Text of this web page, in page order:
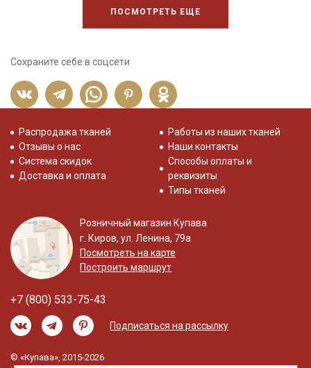
ПОСМОТРЕТЬ ЕЩЕ
Сохраните себе в соцсети
Распродажа тканей
Отзывы о нас
Система скидок
Доставка и оплата
Работы из наших тканей
Наши контакты
Способы оплаты и
реквизиты
Типы тканей
Розничный магазин Купава
г. Киров, ул. Ленина, 79а
Посмотреть на карте
Построить маршрут
+7 (800) 533-75-43
Подписаться на рассылку
© «Купава», 2015-2026